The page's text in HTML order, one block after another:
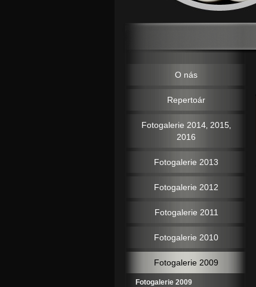
O nás
Repertoár
Fotogalerie 2014‚ 2015‚
2016
Fotogalerie 2013
Fotogalerie 2012
Fotogalerie 2011
Fotogalerie 2010
Fotogalerie 2009
Fotogalerie 2009